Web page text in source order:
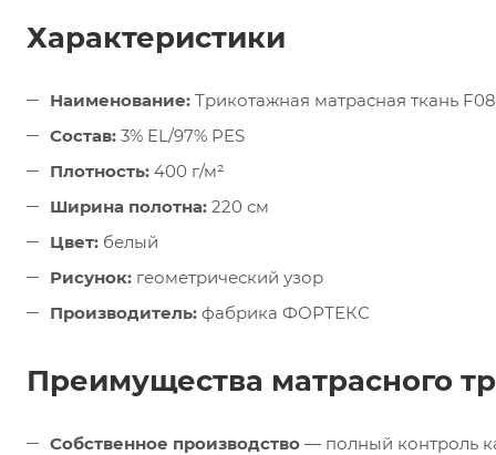
Характеристики
Наименование: Трикотажная матрасная ткань
Состав: 3% EL/97% PES
Плотность: 400 г/м²
Ширина полотна: 220 см
Цвет: белый
Рисунок: геометрический узор
Производитель: фабрика ФОРТЕКС
Преимущества матрасного
Собственное производство — полный контроль